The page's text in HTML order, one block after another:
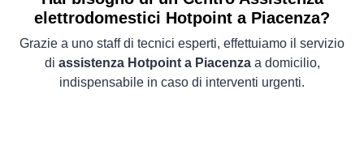
elettrodomestici Hotpoint a Piacenza?
Grazie a uno staff di tecnici esperti, effettuiamo il servizio
di assistenza Hotpoint a Piacenzaa domicilio,
indispensabile in caso di interventi urgenti.